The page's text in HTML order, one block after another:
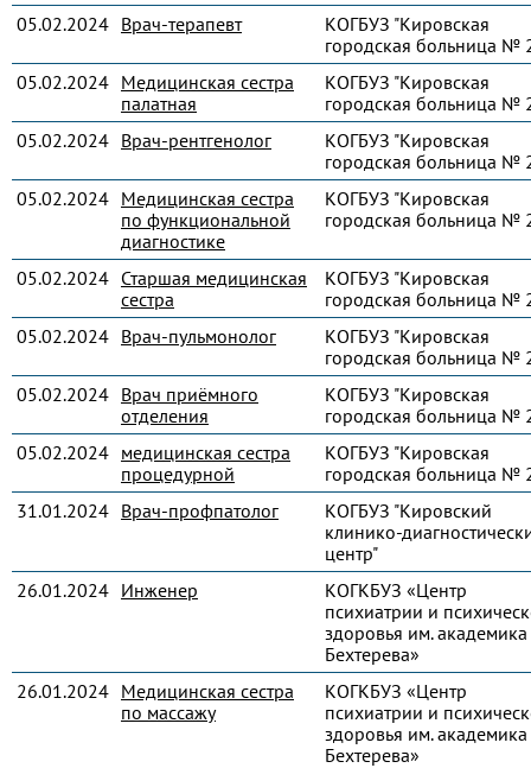
05.02.2024 Врач-терапевт
КОГБУЗ "Кировская
городская больница №
05.02.2024 Медицинская сестра
палатная
КОГБУЗ "Кировская
городская больница №
05.02.2024 Врач-рентгенолог
КОГБУЗ "Кировская
городская больница №
05.02.2024 Медицинская сестра
по функциональной
диагностике
КОГБУЗ "Кировская
городская больница №
05.02.2024 Старшая медицинская
сестра
КОГБУЗ "Кировская
городская больница №
05.02.2024 Врач-пульмонолог
КОГБУЗ "Кировская
городская больница №
05.02.2024 Врач приёмного
отделения
КОГБУЗ "Кировская
городская больница №
05.02.2024 медицинская сестра
процедурной
КОГБУЗ "Кировская
городская больница №
31.01.2024 Врач-профпатолог
КОГБУЗ "Кировский
клинико-
центр"
26.01.2024 Инженер
КОГКБУЗ «Центр
психиатрии и
здоровья им.
Бехтерева»
26.01.2024 Медицинская сестра
по массажу
КОГКБУЗ «Центр
психиатрии и
здоровья им.
Бехтерева»